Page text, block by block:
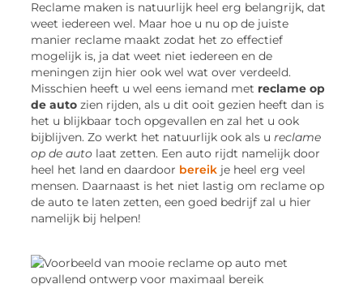
Reclame maken is natuurlijk heel erg belangrijk, dat
weet iedereen wel. Maar hoe u nu op de juiste
manier reclame maakt zodat het zo effectief
mogelijk is, ja dat weet niet iedereen en de
meningen zijn hier ook wel wat over verdeeld.
Misschien heeft u wel eens iemand met reclame op
de auto zien rijden, als u dit ooit gezien heeft dan is
het u blijkbaar toch opgevallen en zal het u ook
bijblijven. Zo werkt het natuurlijk ook als ureclame
op de auto laat zetten. Een auto rijdt namelijk door
heel het land en daardoor bereik je heel erg veel
mensen. Daarnaast is het niet lastig om reclame op
de auto te laten zetten, een goed bedrijf zal u hier
namelijk bij helpen!